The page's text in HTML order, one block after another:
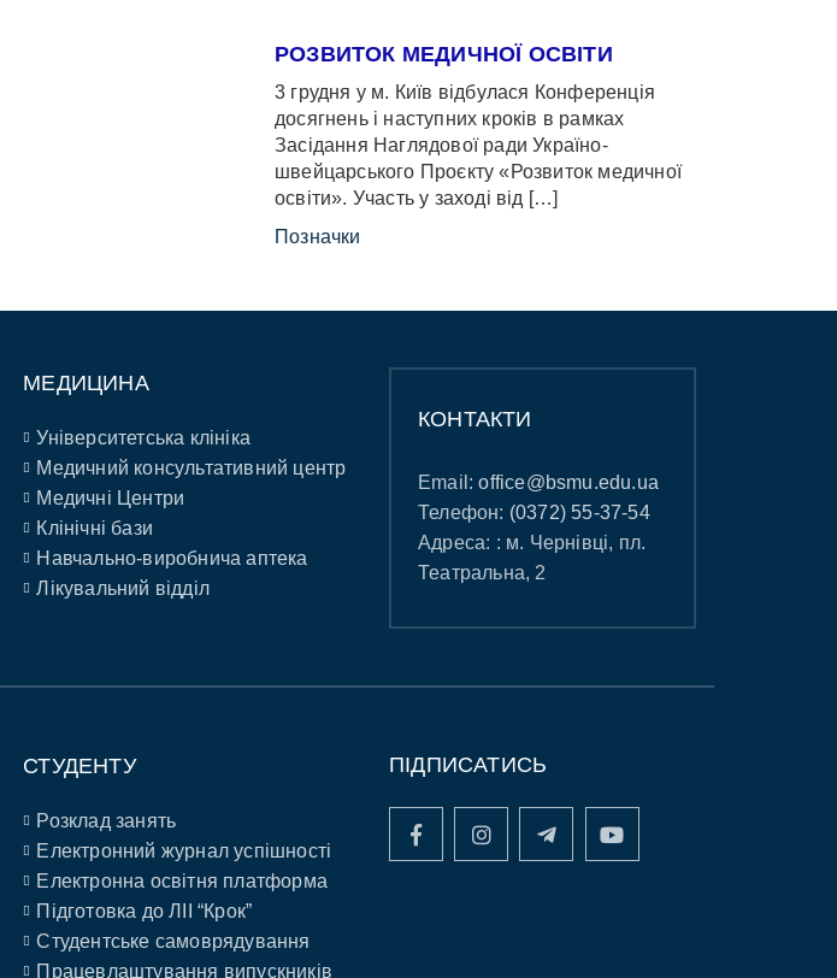
РОЗВИТОК МЕДИЧНОЇ ОСВІТИ
3 грудня у м. Київ відбулася Конференція
досягнень і наступних кроків в рамках
Засідання Наглядової ради Україно-
швейцарського Проєкту «Розвиток медичної
освіти». Участь у заході від […]
Позначки
МЕДИЦИНА
Університетська клініка
Медичний консультативний центр
Медичні Центри
Клінічні бази
Навчально-виробнича аптека
Лікувальний відділ
КОНТАКТИ
Email:office@bsmu.edu.ua
Телефон: (0372) 55-37-54
Адреса: : м. Чернівці, пл.
Театральна, 2
СТУДЕНТУ
Розклад занять
Електронний журнал успішності
Електронна освітня платформа
Підготовка до ЛІІ “Крок”
Студентське самоврядування
Працевлаштування випускників
ПІДПИСАТИСЬ